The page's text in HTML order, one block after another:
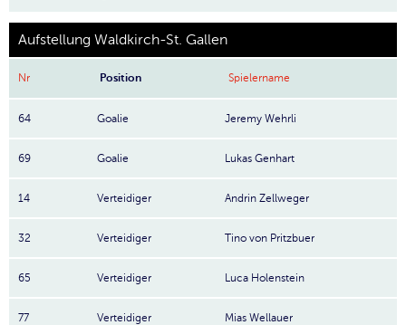
Aufstellung Waldkirch-St. Gallen
Nr Position Spielername
64 Goalie Jeremy Wehrli
69 Goalie Lukas Genhart
14 Verteidiger Andrin Zellweger
32 Verteidiger Tino von Pritzbuer
65 Verteidiger Luca Holenstein
77 Verteidiger Mias Wellauer